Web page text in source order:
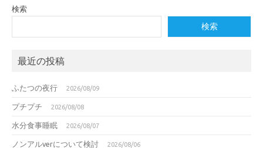
検索
検索
最近の投稿
ふたつの夜行 2026/08/09
プチプチ 2026/08/08
水分食事睡眠 2026/08/07
ノンアルverについて検討 2026/08/06